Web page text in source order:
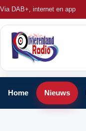
Via DAB+, internet en app
Home Nieuws